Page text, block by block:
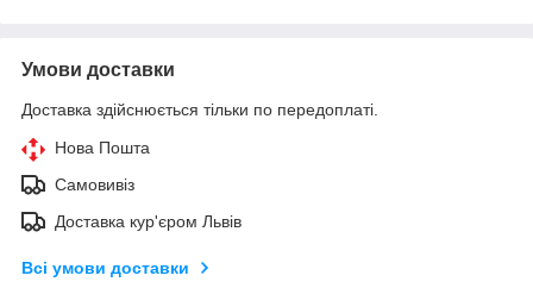
Умови доставки
Доставка здійснюється тільки по передоплаті.
Нова Пошта
Самовивіз
Доставка кур'єром Львів
Всі умови доставки